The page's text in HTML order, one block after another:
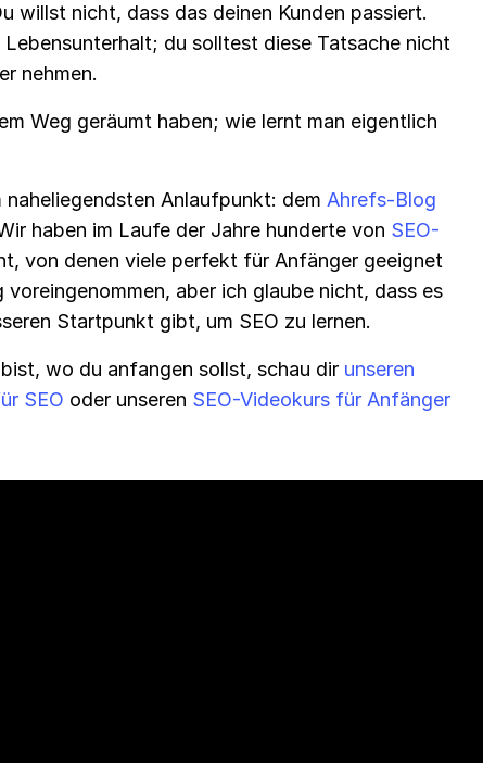
willst nicht, dass das deinen Kunden passiert.
Lebensunterhalt; du solltest diese Tatsache nicht
nehmen.
Weg geräumt haben; wie lernt man eigentlich
naheliegendsten Anlaufpunkt: dem Ahrefs-Blog
haben im Laufe der Jahre hunderte von SEO-
von denen viele perfekt für Anfänger geeignet
voreingenommen, aber ich glaube nicht, dass es
Startpunkt gibt, um SEO zu lernen.
wo du anfangen sollst, schau dir unseren
SEO oder unseren SEO-Videokurs für Anfänger